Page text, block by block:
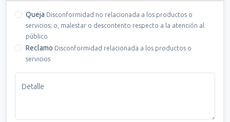
Queja Disconformidad no relacionada a los productos o
servicios; o, malestar o descontento respecto a la atención al
público
Reclamo Disconformidad relacionada a los productos o
servicios
Detalle